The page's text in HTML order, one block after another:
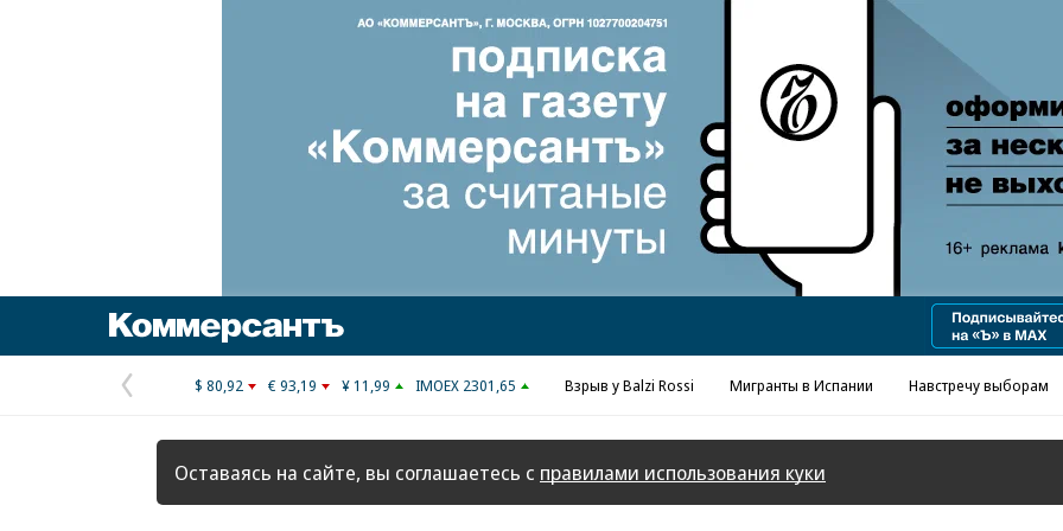
Предыдущая
страница
$ 80,92 € 93,19 ¥ 11,99 IMOEX 2301,65 Взрыв у Balzi Rossi Мигранты в Испании Навстречу выборам
Оставаясь на сайте, вы соглашаетесь с правилами использования куки